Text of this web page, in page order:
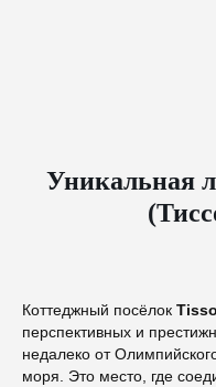
Уникальная
Коттеджный посёлок
перспективных и
недалеко от
моря. Это место, где